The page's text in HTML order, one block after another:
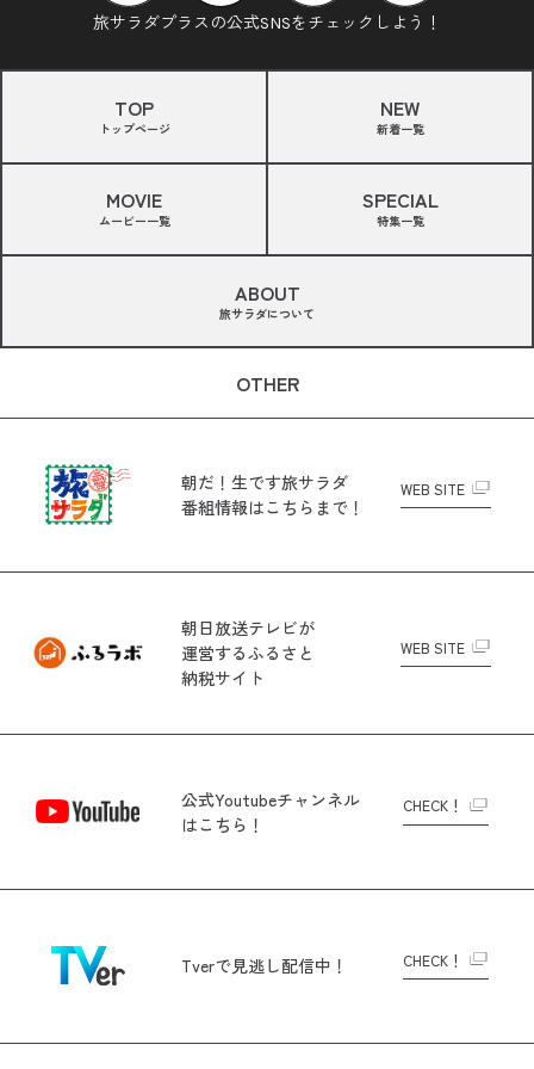
旅サラダプラスの公式SNSをチェックしよう！
TOP
トップページ
NEW
新着一覧
MOVIE
ムービー一覧
SPECIAL
特集一覧
ABOUT
旅サラダについて
OTHER
朝だ！生です旅サラダ
番組情報はこちらまで！
WEB SITE
朝日放送テレビが
運営するふるさと
納税サイト
WEB SITE
公式Youtubeチャンネル
はこちら！
CHECK！
Tverで見逃し配信中！ CHECK！